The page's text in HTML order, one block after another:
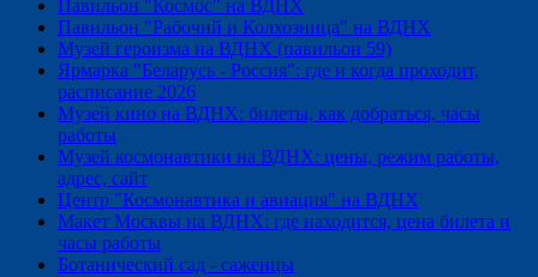
Павильон "Космос" на ВДНХ
Павильон "Рабочий и Колхозница" на ВДНХ
Музей героизма на ВДНХ (павильон 59)
Ярмарка "Беларусь - Россия": где и когда проходит,
расписание 2026
Музей кино на ВДНХ: билеты, как добраться, часы
работы
Музей космонавтики на ВДНХ: цены, режим работы,
адрес, сайт
Центр "Космонавтика и авиация" на ВДНХ
Макет Москвы на ВДНХ: где находится, цена билета и
часы работы
Ботанический сад - саженцы